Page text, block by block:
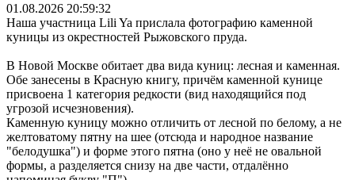
01.08.2026 20:59:32
Наша участница Lili Ya прислала фотографию каменной
куницы из окрестностей Рыжовского пруда.
В Новой Москве обитает два вида куниц: лесная и каменная.
Обе занесены в Красную книгу, причём каменной кунице
присвоена 1 категория редкости (вид находящийся под
угрозой исчезновения).
Каменную куницу можно отличить от лесной по белому, а не
желтоватому пятну на шее (отсюда и народное название
"белодушка") и форме этого пятна (оно у неё не овальной
формы, а разделяется снизу на две части, отдалённо